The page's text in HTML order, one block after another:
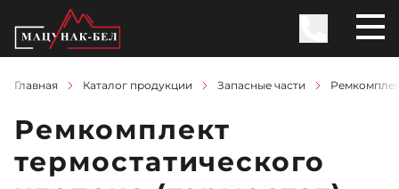
Главная Каталог продукции Запасные части
Ремкомплект
термостатического